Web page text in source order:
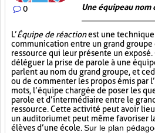
0 Une équipe au nom
L’Équipe de réactionest une
communication entre un grand groupe
ressource qui leur présente un
déléguer la prise de parole à une
parlent au nom du grand groupe, et ce
ou de commenter les propos émis par
mots, l’équipe chargée de poser les
parole et d’intermédiaire entre le
ressource. Cette activité peut avoir
un auditorium et peut même favoriser
élèves d’une école. Sur le plan